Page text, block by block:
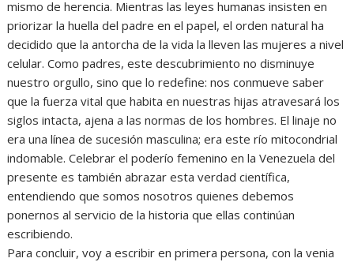
mismo de herencia. Mientras las leyes humanas insisten en
priorizar la huella del padre en el papel, el orden natural ha
decidido que la antorcha de la vida la lleven las mujeres a nivel
celular. Como padres, este descubrimiento no disminuye
nuestro orgullo, sino que lo redefine: nos conmueve saber
que la fuerza vital que habita en nuestras hijas atravesará los
siglos intacta, ajena a las normas de los hombres. El linaje no
era una línea de sucesión masculina; era este río mitocondrial
indomable. Celebrar el poderío femenino en la Venezuela del
presente es también abrazar esta verdad científica,
entendiendo que somos nosotros quienes debemos
ponernos al servicio de la historia que ellas continúan
escribiendo.
Para concluir, voy a escribir en primera persona, con la venia